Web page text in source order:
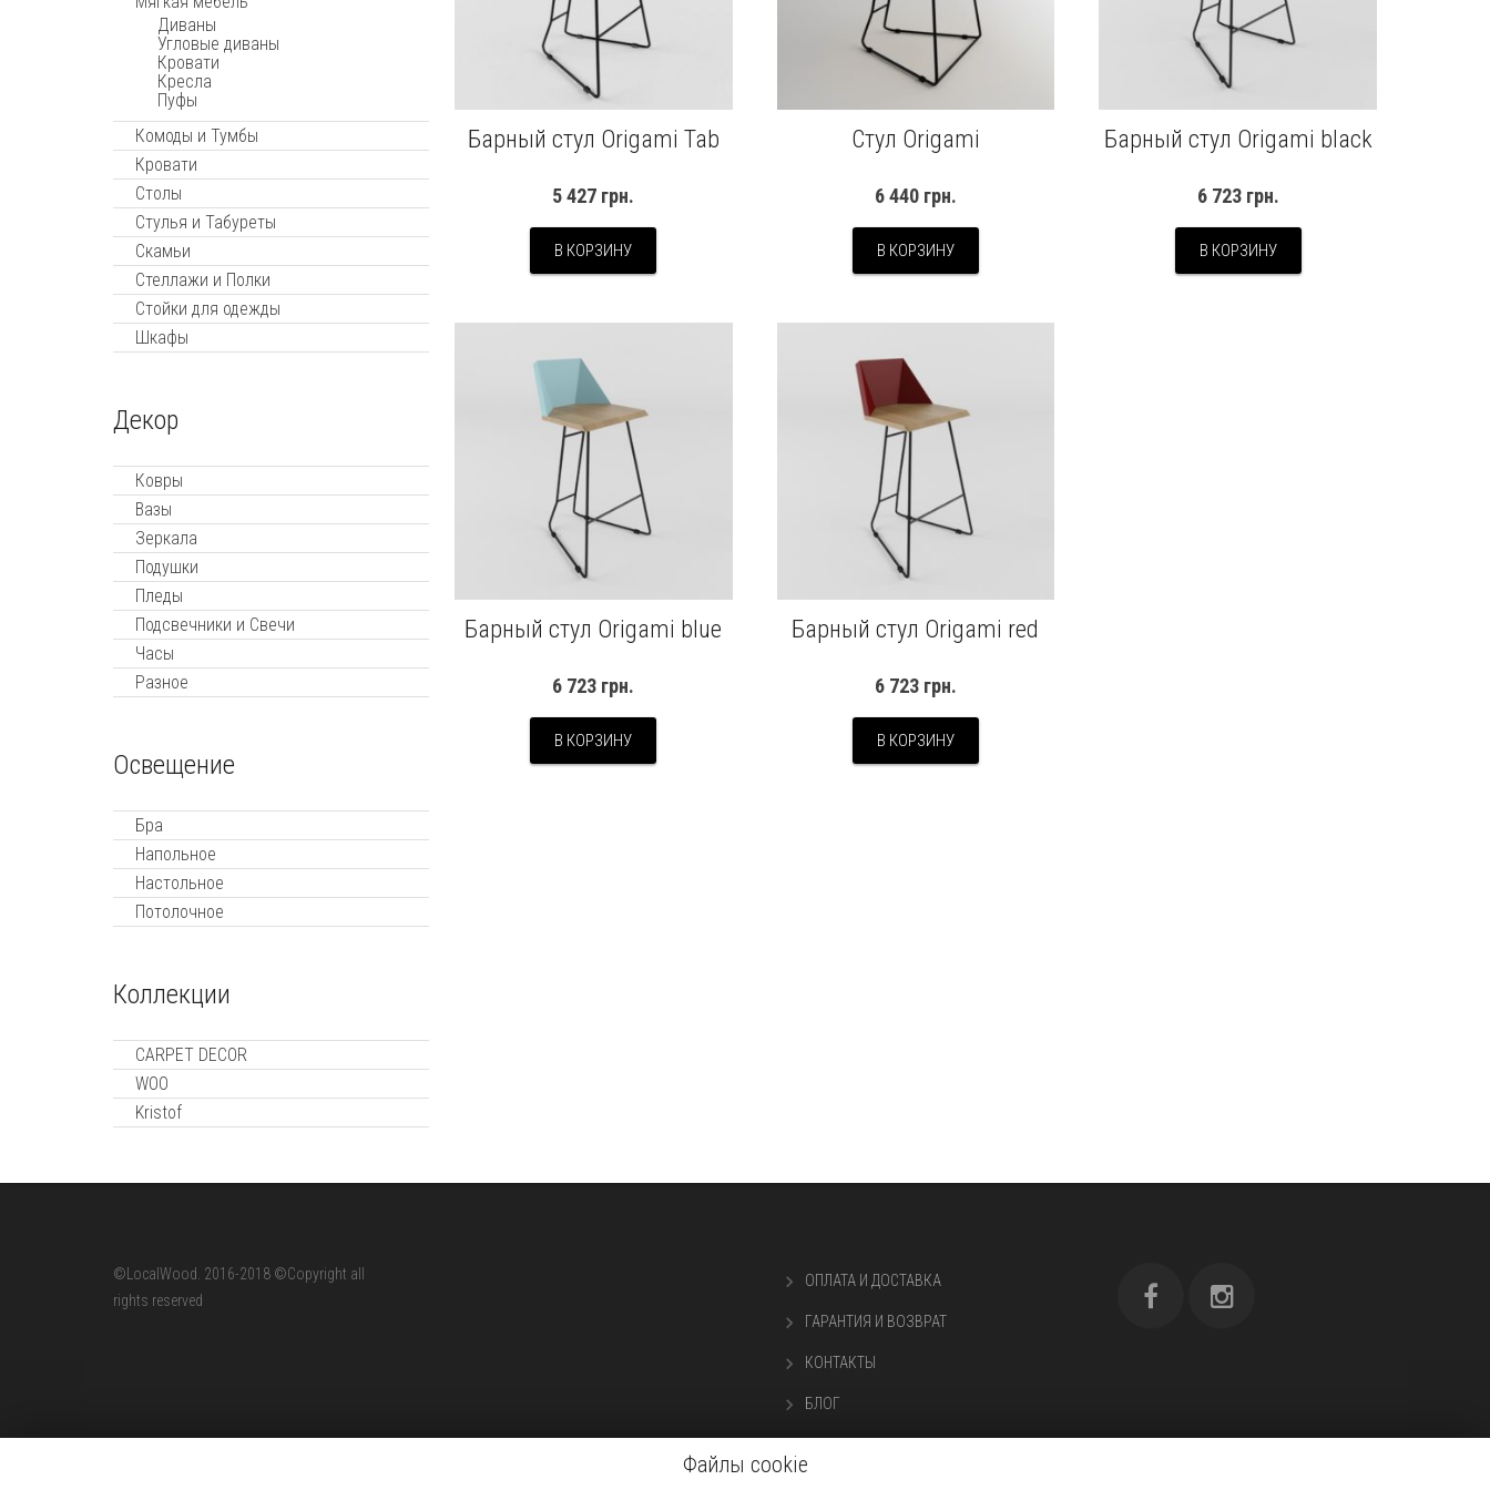
Барный стул Origami Tab
5 427 грн.
В КОРЗИНУ
Стул Origami
6 440 грн.
В КОРЗИНУ
Барный стул Origami black
6 723 грн.
В КОРЗИНУ
Барный стул Origami blue
6 723 грн.
В КОРЗИНУ
Барный стул Origami red
6 723 грн.
В КОРЗИНУ
Диваны
Угловые диваны
Кровати
Кресла
Пуфы
Комоды и Тумбы
Кровати
Столы
Стулья и Табуреты
Скамьи
Стеллажи и Полки
Стойки для одежды
Шкафы
Декор
Ковры
Вазы
Зеркала
Подушки
Пледы
Подсвечники и Свечи
Часы
Разное
Освещение
Бра
Напольное
Настольное
Потолочное
Коллекции
CARPET DECOR
WOO
Kristof
©LocalWood. 2016-2018 ©Copyright all
rights reserved
ОПЛАТА И ДОСТАВКА
ГАРАНТИЯ И ВОЗВРАТ
КОНТАКТЫ
БЛОГ
Файлы cookie